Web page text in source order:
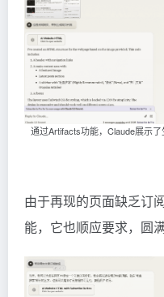
通过Artifacts功能，Claude展示
由于再现的页面缺乏订
能，它也顺应要求，圆